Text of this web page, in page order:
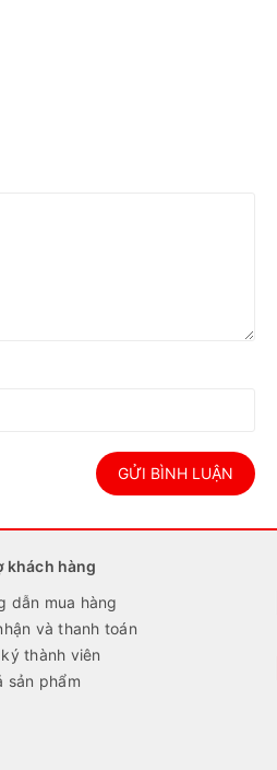
GỬI BÌNH LUẬN
khách hàng
dẫn mua hàng
và thanh toán
thành viên
sản phẩm